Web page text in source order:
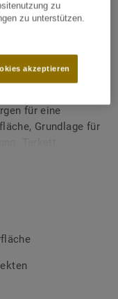
Böden
GREY
für eine
Grundlage für
Uni und
die Verwendung
zu
zu unterstützen.
akzeptieren